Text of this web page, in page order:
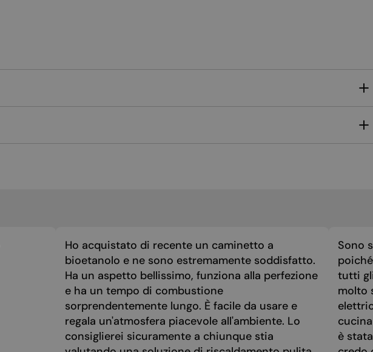
Ho acquistato di recente un caminetto a
bioetanolo e ne sono estremamente soddisfatto.
Ha un aspetto bellissimo, funziona alla perfezione
e ha un tempo di combustione
sorprendentemente lungo. È facile da usare e
regala un'atmosfera piacevole all'ambiente. Lo
consiglierei sicuramente a chiunque stia
Sono
tutti
molto
è
RUSSIAN
SLOVAK
UKRAINIAN